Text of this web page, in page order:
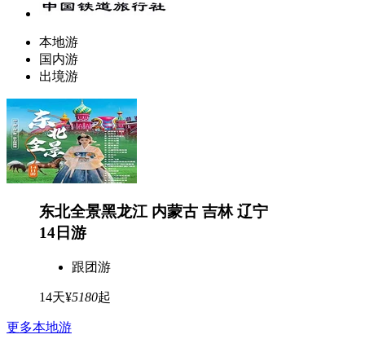
本地游
国内游
出境游
东北全景黑龙江 内蒙古 吉林 辽宁
14日游
跟团游
14天¥5180起
更多本地游